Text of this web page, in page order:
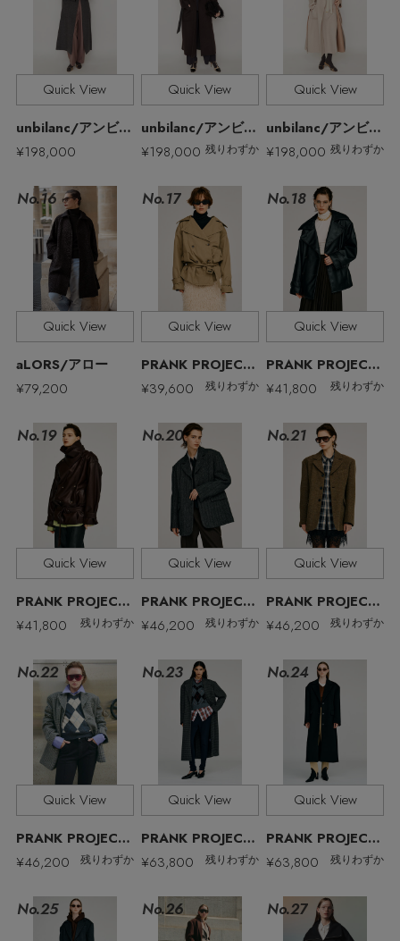
【エディターズ・エッセンシャル】
ベーシックとトレンドが交差する16の名品
Stay inthe Loop
ELLE SHOP 公式アプリ
Quick View
unbilanc/アンビラン
¥198,000
Quick View
unbilanc/アンビラン
¥198,000 残りわずか
Quick View
unbilanc/アンビラン
¥198,000 残りわずか
No.16
Quick View
aLORS/アロー
¥79,200
No.17
Quick View
PRANK PROJECT/プランク プロジェクト
¥39,600
残りわずか
No.18
Quick View
PRANK PROJECT/プランク プロジェクト
¥41,800
残りわずか
No.19
Quick View
PRANK PROJECT/プランク プロジェクト
¥41,800
残りわずか
No.20
Quick View
PRANK PROJECT/プランク プロジェクト
¥46,200
残りわずか
No.21
Quick View
PRANK PROJECT/プランク プロジェクト
¥46,200
残りわずか
No.22
Quick View
PRANK PROJECT/プランク プロジェクト
¥46,200
残りわずか
No.23
Quick View
PRANK PROJECT/プランク プロジェクト
¥63,800
残りわずか
No.24
Quick View
PRANK PROJECT/プランク プロジェクト
¥63,800
残りわずか
No.25 No.26 No.27